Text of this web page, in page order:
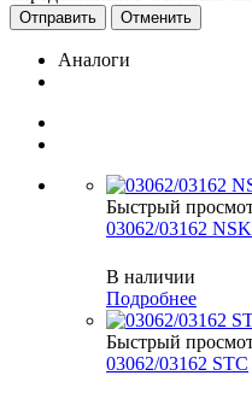
Отменить
Аналоги
Быстрый
03062/03162 NSK
В наличии
Подробнее
Быстрый
03062/03162 STC